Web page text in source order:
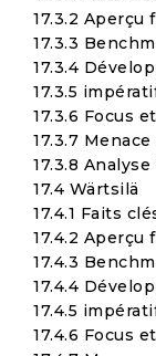
17.3.2 Aperçu
17.3.3
17.3.4
17.3.5
17.3.6 Focus
17.3.7
17.3.8 Analyse
17.4 Wärtsilä
17.4.1 Faits
17.4.2 Aperçu
17.4.3
17.4.4
17.4.5
17.4.6 Focus